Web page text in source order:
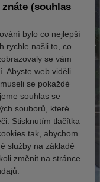
(souhlas
bylo co nejlepší
rychle našli to, co
se vám
Abyste web viděli
se pokaždé
souhlas se
souborů, které
Stisknutím tlačítka
tak, abychom
služby na základě
změnit na stránce